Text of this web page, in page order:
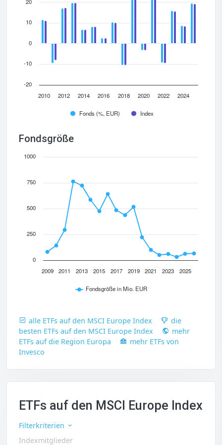
Fonds (%, EUR) Index
2010 2012 2014 2016 2018 2020 2022 2024
-20
-10
0
10
20
Fondsgröße
Fondsgröße in Mio. EUR
2009 2011 2013 2015 2017 2019 2021 2023 2025
0
250
500
750
1000
alle ETFs auf den MSCI Europe Index
die
besten ETFs auf den MSCI Europe Index
mehr
ETFs auf die Region Europa
mehr ETFs von
Invesco
ETFs auf den MSCI Europe Index
Filterkriterien
Indexmitglieder